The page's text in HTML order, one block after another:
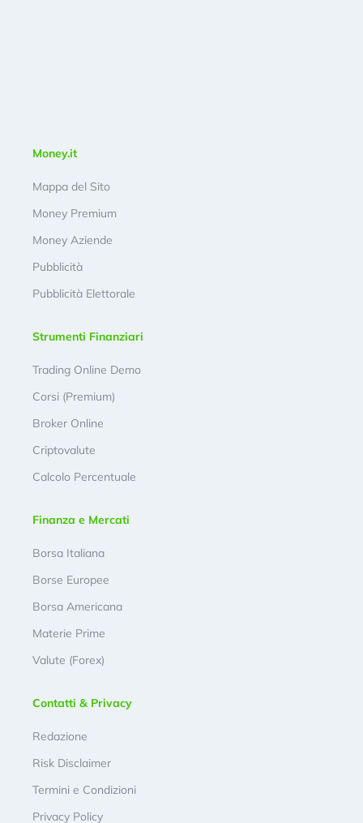
Money.it
Mappa del Sito
Money Premium
Money Aziende
Pubblicità
Pubblicità Elettorale
Strumenti Finanziari
Trading Online Demo
Corsi (Premium)
Broker Online
Criptovalute
Calcolo Percentuale
Finanza e Mercati
Borsa Italiana
Borse Europee
Borsa Americana
Materie Prime
Valute (Forex)
Contatti & Privacy
Redazione
Risk Disclaimer
Termini e Condizioni
Privacy Policy